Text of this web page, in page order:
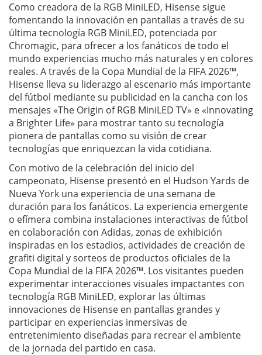
Como creadora de la RGB MiniLED, Hisense sigue
fomentando la innovación en pantallas a través de su
última tecnología RGB MiniLED, potenciada por
Chromagic, para ofrecer a los fanáticos de todo el
mundo experiencias mucho más naturales y en colores
reales. A través de la Copa Mundial de la FIFA 2026™,
Hisense lleva su liderazgo al escenario más importante
del fútbol mediante su publicidad en la cancha con los
mensajes «The Origin of RGB MiniLED TV» e «Innovating
a Brighter Life» para mostrar tanto su tecnología
pionera de pantallas como su visión de crear
tecnologías que enriquezcan la vida cotidiana.
Con motivo de la celebración del inicio del
campeonato, Hisense presentó en el Hudson Yards de
Nueva York una experiencia de una semana de
duración para los fanáticos. La experiencia emergente
o efímera combina instalaciones interactivas de fútbol
en colaboración con Adidas, zonas de exhibición
inspiradas en los estadios, actividades de creación de
grafiti digital y sorteos de productos oficiales de la
Copa Mundial de la FIFA 2026™. Los visitantes pueden
experimentar interacciones visuales impactantes con
tecnología RGB MiniLED, explorar las últimas
innovaciones de Hisense en pantallas grandes y
participar en experiencias inmersivas de
entretenimiento diseñadas para recrear el ambiente
de la jornada del partido en casa.